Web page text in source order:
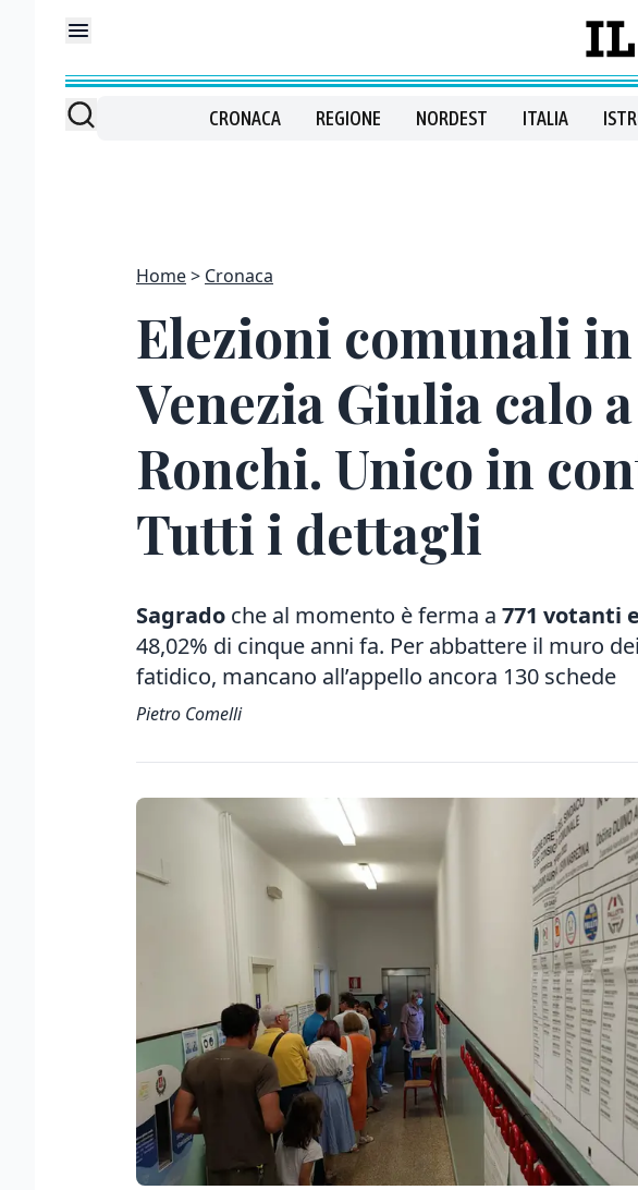
CRONACA REGIONE NORDEST ITALIA
Home Cronaca
Elezioni comunali in
Venezia Giulia calo
Ronchi. Unico in
Tutti i dettagli
Sagrado che al momento è ferma a 771 votanti
48,02% di cinque anni fa. Per abbattere il muro
fatidico, mancano all’appello ancora 130 schede
Pietro Comelli